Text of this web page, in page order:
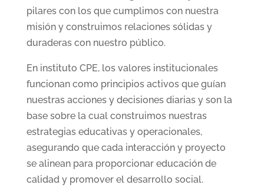
pilares con los que cumplimos con nuestra
misión y construimos relaciones sólidas y
duraderas con nuestro público.
En instituto CPE, los valores institucionales
funcionan como principios activos que guían
nuestras acciones y decisiones diarias y son la
base sobre la cual construimos nuestras
estrategias educativas y operacionales,
asegurando que cada interacción y proyecto
se alinean para proporcionar educación de
calidad y promover el desarrollo social.